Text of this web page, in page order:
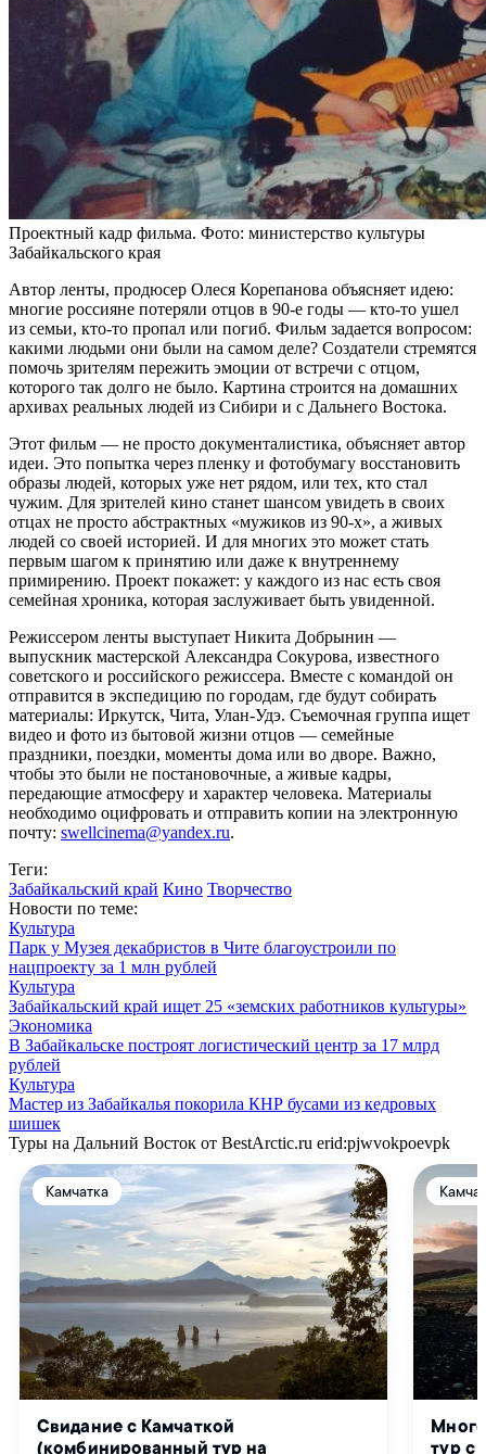
Проектный кадр фильма. Фото: министерство культуры
Забайкальского края
Автор ленты, продюсер Олеся Корепанова объясняет идею:
многие россияне потеряли отцов в 90-е годы — кто-то ушел
из семьи, кто-то пропал или погиб. Фильм задается вопросом:
какими людьми они были на самом деле? Создатели стремятся
помочь зрителям пережить эмоции от встречи с отцом,
которого так долго не было. Картина строится на домашних
архивах реальных людей из Сибири и с Дальнего Востока.
Этот фильм — не просто документалистика, объясняет автор
идеи. Это попытка через пленку и фотобумагу восстановить
образы людей, которых уже нет рядом, или тех, кто стал
чужим. Для зрителей кино станет шансом увидеть в своих
отцах не просто абстрактных «мужиков из 90-х», а живых
людей со своей историей. И для многих это может стать
первым шагом к принятию или даже к внутреннему
примирению. Проект покажет: у каждого из нас есть своя
семейная хроника, которая заслуживает быть увиденной.
Режиссером ленты выступает Никита Добрынин —
выпускник мастерской Александра Сокурова, известного
советского и российского режиссера. Вместе с командой он
отправится в экспедицию по городам, где будут собирать
материалы: Иркутск, Чита, Улан-Удэ. Съемочная группа ищет
видео и фото из бытовой жизни отцов — семейные
праздники, поездки, моменты дома или во дворе. Важно,
чтобы это были не постановочные, а живые кадры,
передающие атмосферу и характер человека. Материалы
необходимо оцифровать и отправить копии на электронную
почту: swellcinema@yandex.ru.
Теги:
Забайкальский край Кино Творчество
Новости по теме:
Культура
Парк у Музея декабристов в Чите благоустроили по
нацпроекту за 1 млн рублей
Культура
Забайкальский край ищет 25 «земских работников культуры»
Экономика
В Забайкальске построят логистический центр за 17 млрд
рублей
Культура
Мастер из Забайкалья покорила КНР бусами из кедровых
шишек
Туры на Дальний Восток от BestArctic.ru erid:pjwvokpoevpk